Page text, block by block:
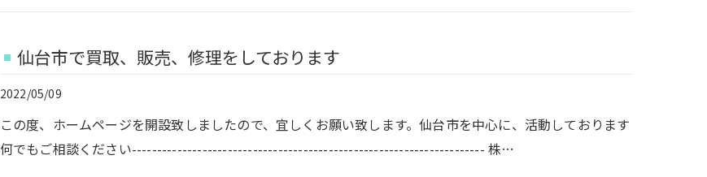
仙台市で買取、販売、修理をしております
2022/05/09
この度、ホームページを開設致しましたので、宜しくお願い致します。仙台市を中心に、活動しております
何でもご相談ください---------------------------------------------------------------------- 株…